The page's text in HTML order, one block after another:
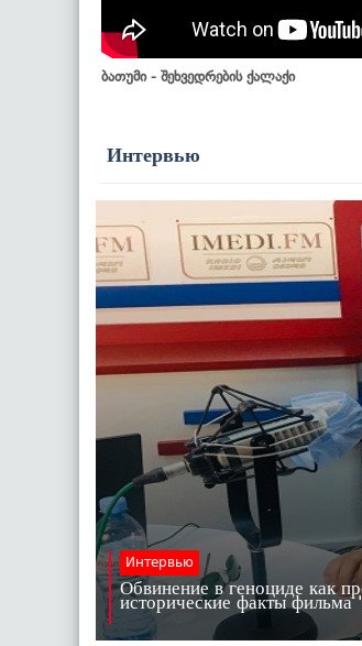
ბათუმი - შეხვედრების ქალაქი
Интервью
Интервью
Обвинение в геноциде как
исторические факты